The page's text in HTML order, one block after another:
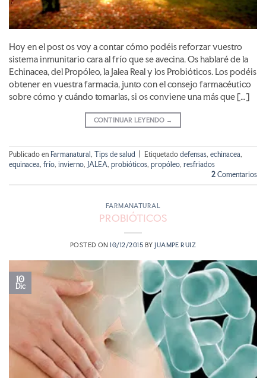
Hoy en el post os voy a contar cómo podéis reforzar vuestro
sistema inmunitario cara al frío que se avecina. Os hablaré de la
Echinacea, del Propóleo, la Jalea Real y los Probióticos. Los podéis
obtener en vuestra farmacia, junto con el consejo farmacéutico
sobre cómo y cuándo tomarlas, si os conviene una más que […]
CONTINUAR LEYENDO →
Publicado en Farmanatural, Tips de salud Etiquetado defensas, echinacea,
equinacea, frío, invierno, JALEA, probióticos, propóleo, resfriados
2 Comentarios
FARMANATURAL
PROBIÓTICOS
POSTED ON10/12/2015 BYJUAMPE RUIZ
10
Dic